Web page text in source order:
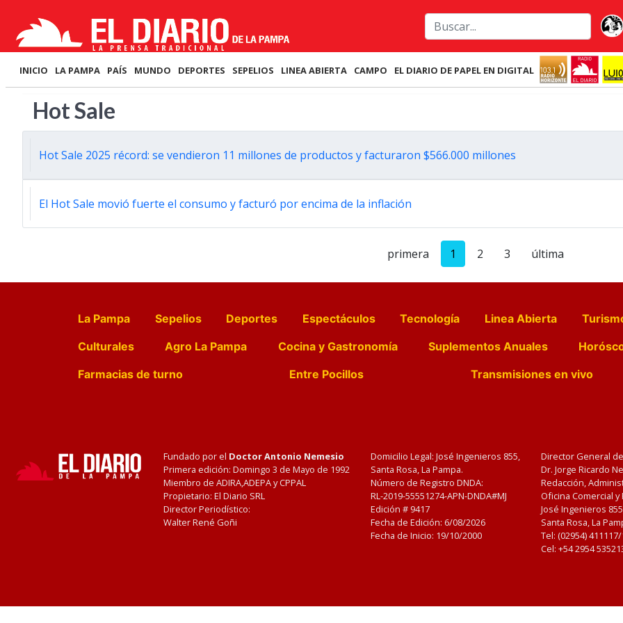
INICIO LA PAMPA PAÍS MUNDO DEPORTES SEPELIOS LINEA ABIERTA CAMPO EL DIARIO DE PAPEL EN DIGITAL
Hot Sale
Hot Sale 2025 récord: se vendieron 11 millones de productos y facturaron $566.000 millones
El Hot Sale movió fuerte el consumo y facturó por encima de la inflación
primera 1 2 3 última
La Pampa Sepelios Deportes Espectáculos Tecnología Linea Abierta
Culturales
Agro La Pampa Cocina y Gastronomía Suplementos Anuales
Farmacias de turno
Entre Pocillos Transmisiones en vivo
Fundado por el Doctor Antonio Nemesio
Primera edición: Domingo 3 de Mayo de 1992
Miembro de ADIRA,ADEPA y CPPAL
Propietario: El Diario SRL
Director Periodístico:
Walter René Goñi
Domicilio Legal: José Ingenieros 855,
Santa Rosa, La Pampa.
Número de Registro DNDA:
RL-2019-55551274-APN-DNDA#MJ
Edición # 9417
Fecha de Edición: 6/08/2026
Fecha de Inicio: 19/10/2000
Director General
Dr. Jorge Ricardo
Redacción,
Oficina Comercial
José Ingenieros
Santa Rosa, La
Tel: (02954)
Cel: +54 2954